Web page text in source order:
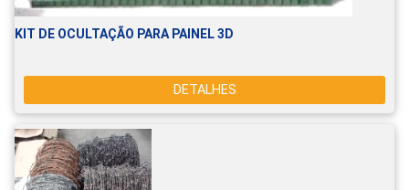
KIT DE OCULTAÇÃO PARA PAINEL 3D
DETALHES